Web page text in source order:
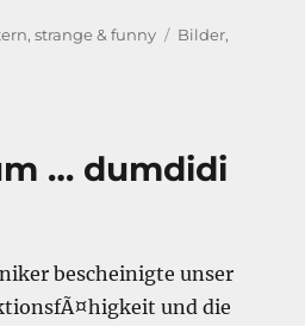
,strange & funny Schlagwörter
Bilder,
… dumdidi
bescheinigte unser
und die